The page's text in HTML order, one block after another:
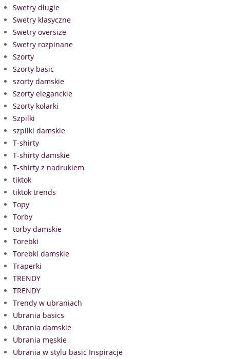
Swetry długie
Swetry klasyczne
Swetry oversize
Swetry rozpinane
Szorty
Szorty basic
szorty damskie
Szorty eleganckie
Szorty kolarki
Szpilki
szpilki damskie
T-shirty
T-shirty damskie
T-shirty z nadrukiem
tiktok
tiktok trends
Topy
Torby
torby damskie
Torebki
Torebki damskie
Traperki
TRENDY
TRENDY
Trendy w ubraniach
Ubrania basics
Ubrania damskie
Ubrania męskie
Ubrania w stylu basic Inspiracje